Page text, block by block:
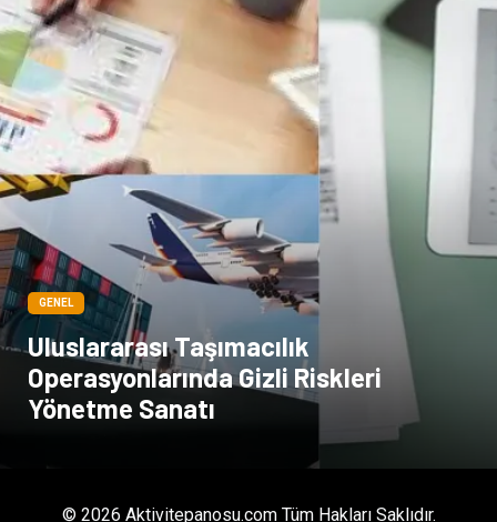
GENEL
Uluslararası Taşımacılık
Operasyonlarında Gizli Riskleri
Yönetme Sanatı
© 2026 Aktivitepanosu.com Tüm Hakları Saklıdır.